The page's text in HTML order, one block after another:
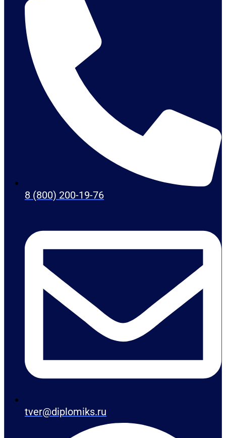
8 (800) 200-19-76
tver@diplomiks.ru